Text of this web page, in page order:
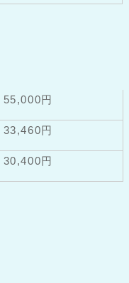
55,000円
33,460円
30,400円